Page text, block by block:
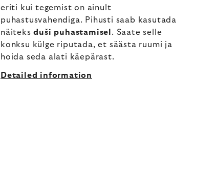
eriti kui tegemist on ainult
puhastusvahendiga. Pihusti saab kasutada
näiteksduši puhastamisel . Saate selle
konksu külge riputada, et säästa ruumi ja
hoida seda alati käepärast.
Detailed information